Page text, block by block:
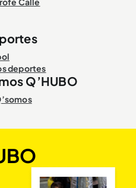
deportes
Q’HUBO